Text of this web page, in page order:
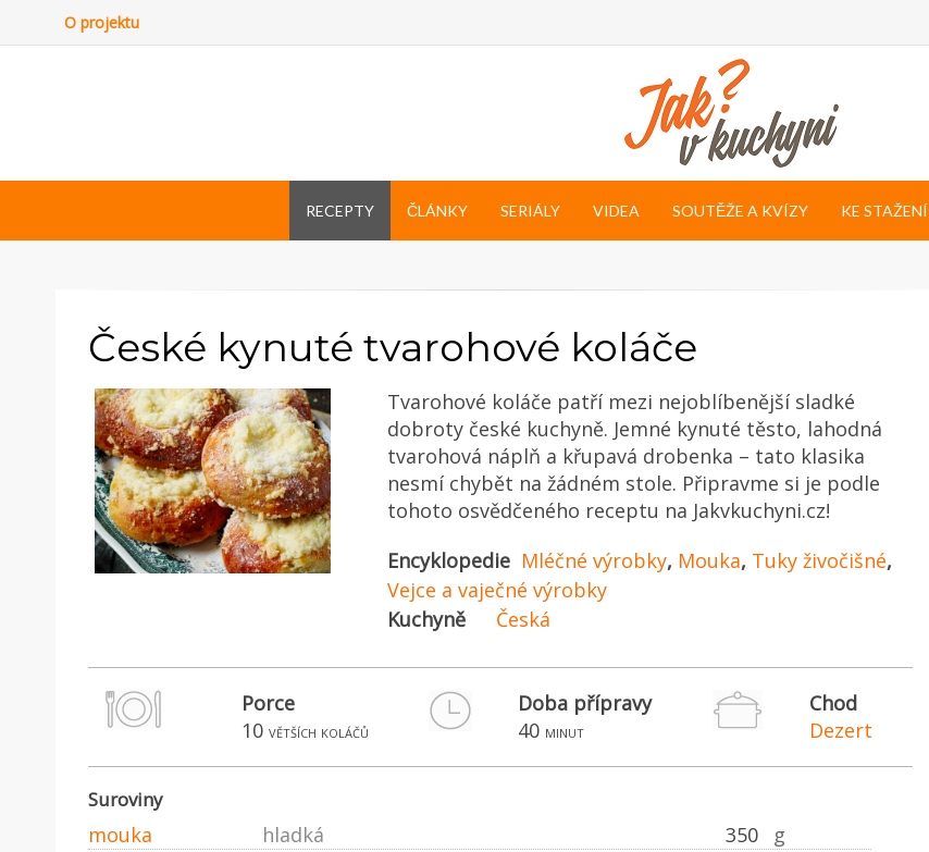
O projektu
RECEPTY ČLÁNKY SERIÁLY VIDEA SOUTĚŽE A KVÍZY KE STAŽENÍ
České kynuté tvarohové koláče
Tvarohové koláče patří mezi nejoblíbenější sladké
dobroty české kuchyně. Jemné kynuté těsto, lahodná
tvarohová náplň a křupavá drobenka – tato klasika
nesmí chybět na žádném stole. Připravme si je podle
tohoto osvědčeného receptu na Jakvkuchyni.cz!
Encyklopedie Mléčné výrobky, Mouka, Tuky živočišné,
Vejce a vaječné výrobky
Kuchyně
Česká
Porce
10 větších koláčů
Doba přípravy
40 minut
Chod
Dezert
Suroviny
mouka 350 g
hladká